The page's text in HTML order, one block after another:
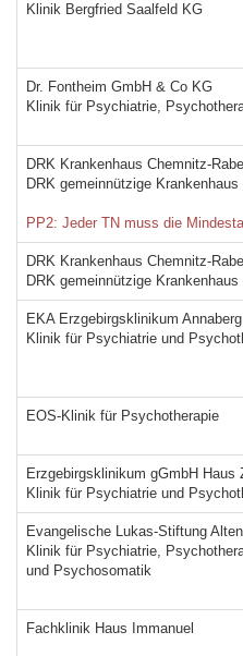
Klinik Bergfried Saalfeld KG
Dr. Fontheim GmbH & Co KG
Klinik für Psychiatrie,
DRK Krankenhaus Chemnitz-
DRK gemeinnützige
PP2: Jeder TN muss die
DRK Krankenhaus Chemnitz-
DRK gemeinnützige
EKA Erzgebirgsklinikum
Klinik für Psychiatrie und
EOS-Klinik für Psychotherapie
Erzgebirgsklinikum gGmbH Haus
Klinik für Psychiatrie und
Evangelische Lukas-Stiftung
Klinik für Psychiatrie,
und Psychosomatik
Fachklinik Haus Immanuel